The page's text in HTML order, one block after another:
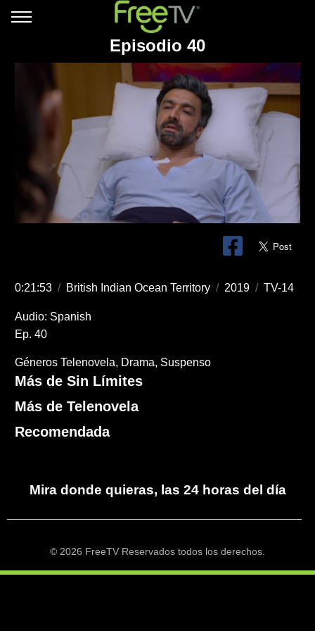
Episodio 40
0:21:53 / British Indian Ocean Territory / 2019 / TV-14
Audio: Spanish
Ep. 40
Géneros Telenovela Drama Suspenso
Más de Sin Límites
Más de Telenovela
Recomendada
Mira donde quieras, las 24 horas del día
© 2026 FreeTV Reservados todos los derechos.